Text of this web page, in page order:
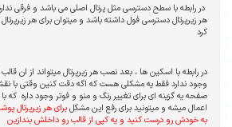
در رابطه با سطح دسترسی مثل پرتال اصلی می باشد و فرقی
هر زیرپرتال دسترسی فول داشته باشد و میتوان برای هر
کرد
در رابطه با اسکین ها ، بعد نصب هر زیرپرتال میتواند از ان
وجود ندارد فقط یه مشکلی هست که اگه دقت کنین وقتی با
صفحه یه گزینه ای برای تغییر رنگ و منو و فوتر وجود داره که
اعمال میشه و میتونید برای رفع این مشکلبرای هر زیرپرتال
به خودش رو درست کنید و یه کپی از قالب رو داخلش بندازین